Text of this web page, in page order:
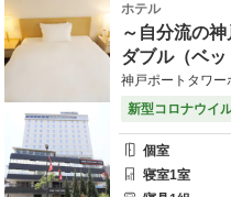
ホテル
～自分流の
ダブル（ベッ
神戸ポートタワ
新型コロナウイ
個室
寝室1室